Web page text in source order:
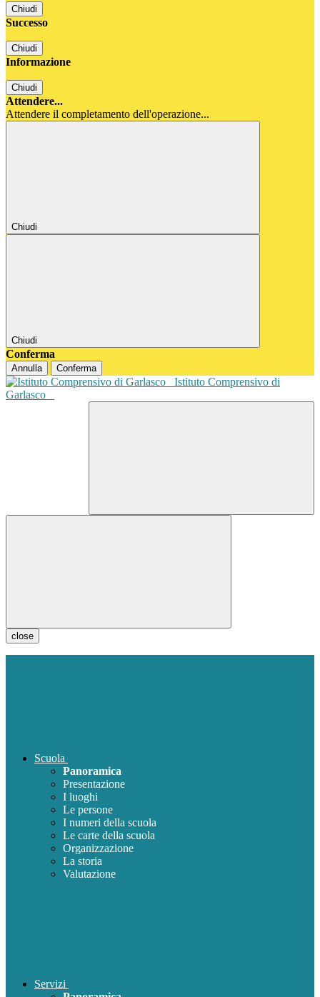
Chiudi
Successo
Chiudi
Informazione
Chiudi
Attendere...
Attendere il completamento dell'operazione...
Chiudi
Chiudi
Conferma
Annulla Conferma
Istituto Comprensivo di
Garlasco
close
Scuola
Panoramica
Presentazione
I luoghi
Le persone
I numeri della scuola
Le carte della scuola
Organizzazione
La storia
Valutazione
Servizi